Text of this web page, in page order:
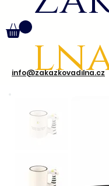
info@zakazkovadilna.cz